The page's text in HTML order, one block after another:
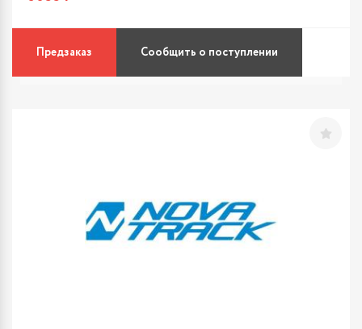
Предзаказ Сообщить о поступлении